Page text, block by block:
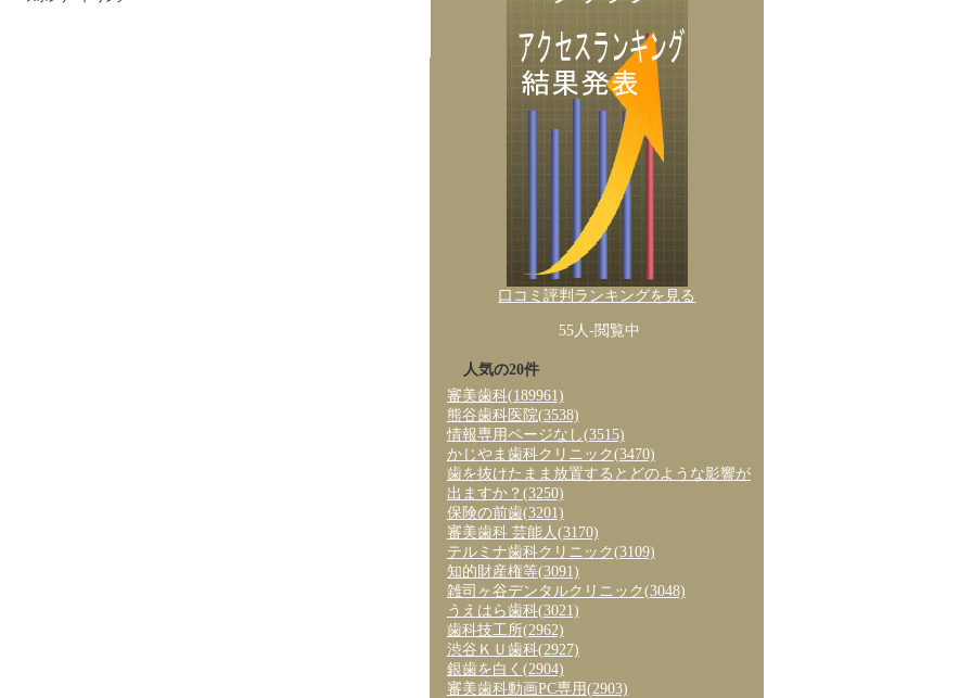
口コミ評判ランキングを見る
55人-閲覧中
人気の20件
審美歯科(189961)
熊谷歯科医院(3538)
情報専用ページなし(3515)
かじやま歯科クリニック(3470)
歯を抜けたまま放置するとどのような影響が
出ますか？ (3250)
保険の前歯(3201)
審美歯科 芸能人(3170)
テルミナ歯科クリニック(3109)
知的財産権等(3091)
雑司ヶ谷デンタルクリニック(3048)
うえはら歯科(3021)
歯科技工所(2962)
渋谷ＫＵ歯科(2927)
銀歯を白く (2904)
審美歯科動画PC専用(2903)